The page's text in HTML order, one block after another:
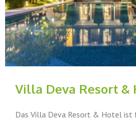
Villa Deva Resort &
Das Villa Deva Resort & Hotel ist